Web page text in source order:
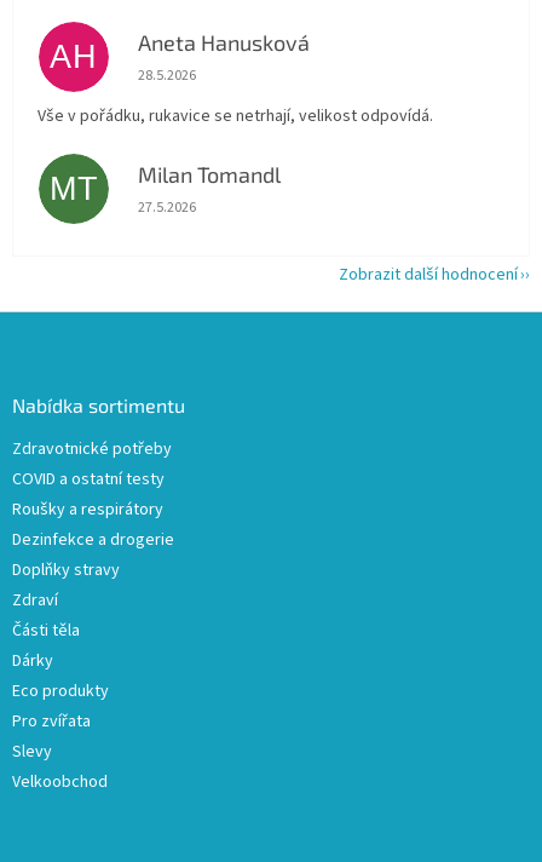
AH Aneta Hanusková
Hodnocení obchodu je 5 z 5 hvězdiček.
28.5.2026
Vše v pořádku, rukavice se netrhají, velikost odpovídá.
MT Milan Tomandl
Hodnocení obchodu je 5 z 5 hvězdiček.
27.5.2026
Zobrazit další hodnocení
Nabídka sortimentu
Zdravotnické potřeby
COVID a ostatní testy
Roušky a respirátory
Dezinfekce a drogerie
Doplňky stravy
Zdraví
Části těla
Dárky
Eco produkty
Pro zvířata
Slevy
Velkoobchod